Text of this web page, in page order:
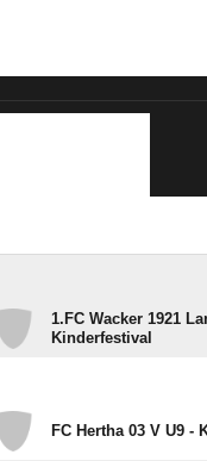
1.FC Wacker 1921
Kinderfestival
FC Hertha 03 V U9 -